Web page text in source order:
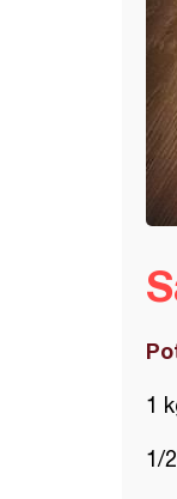
1
1/